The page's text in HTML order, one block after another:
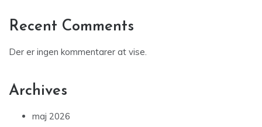
Recent Comments
Der er ingen kommentarer at vise.
Archives
maj 2026